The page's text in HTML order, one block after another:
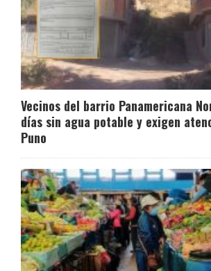
Vecinos del barrio Panamericana
días sin agua potable y exigen
Puno